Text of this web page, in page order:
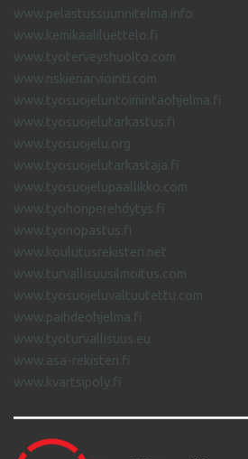
www.pelastussuunnitelma.info
www.kemikaaliluettelo.fi
www.tyoterveyshuolto.com
www.riskienarviointi.com
www.tyosuojeluntoimintaohjelma.fi
www.tyosuojelutarkastus.fi
www.tyosuojelu.org
www.tyosuojelutarkastaja.fi
www.tyosuojelupaallikko.com
www.tyohonperehdytys.fi
www.tyonopastus.fi
www.koulutusrekisteri.net
www.turvallisuusilmoitus.com
www.tyosuojeluvaltuutettu.com
www.paihdeohjelma.fi
www.tyoturvallisuus.eu
www.asa-rekisteri.fi
www.kvartsipoly.fi